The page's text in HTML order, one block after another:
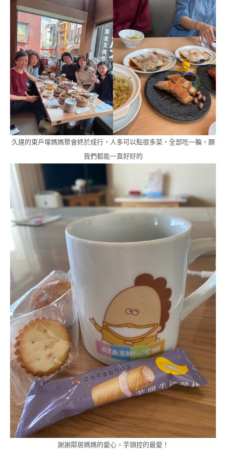
久違的東戶塚媽媽聚會終於成行，人多可以點很多菜，全部吃一輪，願
我們都能一直好好的
謝謝鄰居媽媽的愛心，芋頭控的最愛！